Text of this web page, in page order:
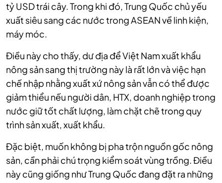
tỷ USD trái cây. Trong khi đó, Trung Quốc chủ yếu
xuất siêu sang các nước trong ASEAN về linh kiện,
máy móc.
Điều này cho thấy, dư địa để Việt Nam xuất khẩu
nông sản sang thị trường này là rất lớn và việc hạn
chế nhập nhằng xuất xứ nông sản vẫn có thể được
giảm thiểu nếu người dân, HTX, doanh nghiệp trong
nước giữ tốt chất lượng, làm chặt chẽ trong quy
trình sản xuất, xuất khẩu.
Đặc biệt, muốn không bị pha trộn nguồn gốc nông
sản, cần phải chú trọng kiểm soát vùng trồng. Điều
này cũng giống như Trung Quốc đang đặt ra những